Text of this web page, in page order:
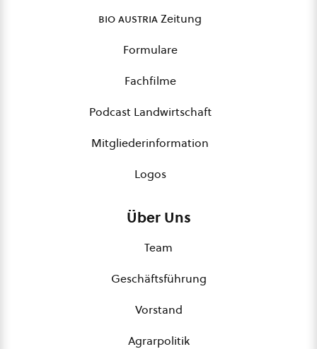
bio austriaZeitung
Formulare
Fachfilme
Podcast Landwirtschaft
Mitgliederinformation
Logos
Über Uns
Team
Geschäftsführung
Vorstand
Agrarpolitik